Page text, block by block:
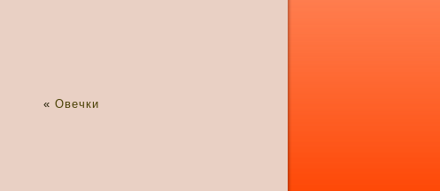
« Овечки